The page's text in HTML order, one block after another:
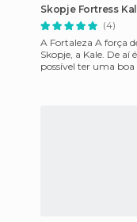
Skopje Fortress
(4)
A Fortaleza A força de
Skopje, a Kale. De aí é
possível ter uma boa